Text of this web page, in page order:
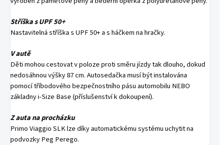
Stříška s UPF 50+
Nastavitelná stříška s UPF 50+ a s háčkem na hračky.
V autě
Děti mohou cestovat v poloze proti směru jízdy tak dlouho, dokud
nedosáhnou výšky 87 cm. Autosedačka musí být instalována
pomocí tříbodového bezpečnostního pásu automobilu NEBO
základny i-Size Base (příslušenství k dokoupení).
Z auta na procházku
Primo Viaggio SLK lze díky automatickému systému uchytit na
podvozky Peg Perego.